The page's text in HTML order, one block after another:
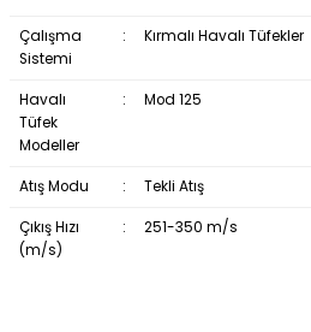
Çalışma
Sistemi
: Kırmalı Havalı Tüfekler
Havalı
Tüfek
Modeller
: Mod 125
Atış Modu : Tekli Atış
Çıkış Hızı
(m/s)
: 251-350 m/s